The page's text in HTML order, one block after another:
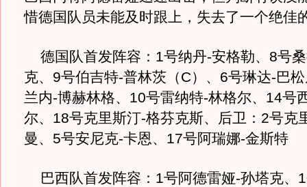
惜德国队员未能及时跟上，失去了一个绝佳
德国队首发阵容：1号纳丹-安格勒、8号
克、9号伯吉特-普林茨（C）、6号琳达-巴
兰内-博赫林格、10号雷纳特-林格尔、14号
尔、18号克里斯汀-格芬克斯、后卫：2号克
曼、5号安尼克-卡恩、17号阿瑞娜-金斯特
巴西队首发阵容：1号阿德雷娅-孙塔克、